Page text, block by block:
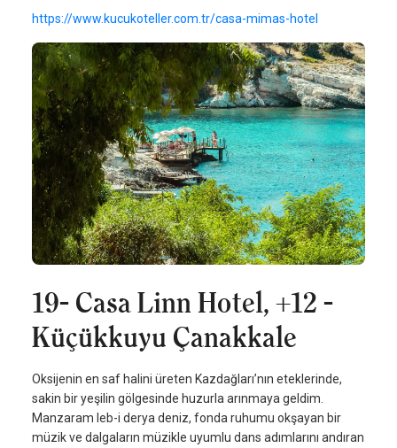
https://www.kucukoteller.com.tr/casa-mimas-hotel
19- Casa Linn Hotel, +12 -
Küçükkuyu Çanakkale
Oksijenin en saf halini üreten Kazdağları’nın eteklerinde,
sakin bir yeşilin gölgesinde huzurla arınmaya geldim.
Manzaram leb-i derya deniz, fonda ruhumu okşayan bir
müzik ve dalgaların müzikle uyumlu dans adımlarını andıran